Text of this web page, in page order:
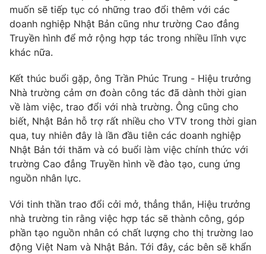
muốn sẽ tiếp tục có những trao đổi thêm với các
doanh nghiệp Nhật Bản cũng như trường Cao đẳng
Truyền hình để mở rộng hợp tác trong nhiều lĩnh vực
khác nữa.
Kết thúc buổi gặp, ông Trần Phúc Trung - Hiệu trưởng
Nhà trường cảm ơn đoàn công tác đã dành thời gian
về làm việc, trao đổi với nhà trường. Ông cũng cho
biết, Nhật Bản hỗ trợ rất nhiều cho VTV trong thời gian
qua, tuy nhiên đây là lần đầu tiên các doanh nghiệp
Nhật Bản tới thăm và có buổi làm việc chính thức với
trường Cao đẳng Truyền hình về đào tạo, cung ứng
nguồn nhân lực.
Với tinh thần trao đổi cởi mở, thẳng thắn, Hiệu trưởng
nhà trường tin rằng việc hợp tác sẽ thành công, góp
phần tạo nguồn nhân có chất lượng cho thị trường lao
động Việt Nam và Nhật Bản. Tới đây, các bên sẽ khẩn